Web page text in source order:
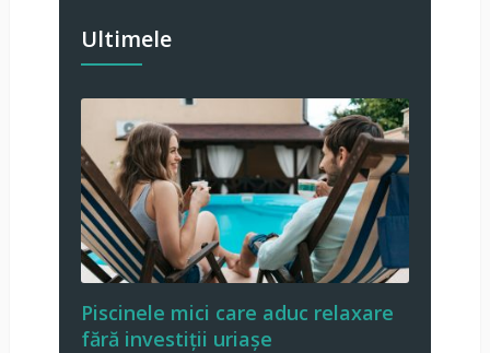
Ultimele
Piscinele mici care aduc relaxare
fără investiții uriașe